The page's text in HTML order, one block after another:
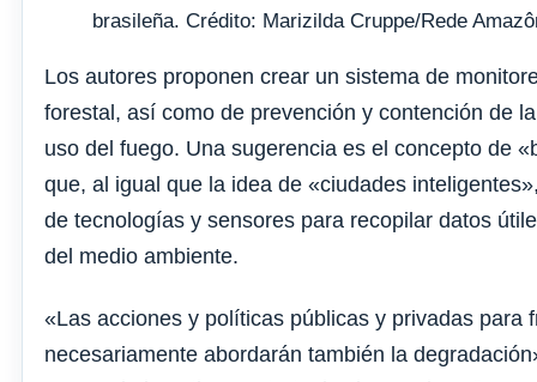
brasileña. Crédito: Marizilda Cruppe/Rede
Los autores proponen crear un sistema de
forestal, así como de prevención y contención de
uso del fuego. Una sugerencia es el concepto de
que, al igual que la idea de «ciudades
de tecnologías y sensores para recopilar datos
del medio ambiente.
«Las acciones y políticas públicas y privadas para
necesariamente abordarán también la